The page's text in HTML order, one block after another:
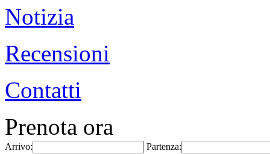
Notizia
Recensioni
Contatti
Prenota ora
Arrivo: Partenza: